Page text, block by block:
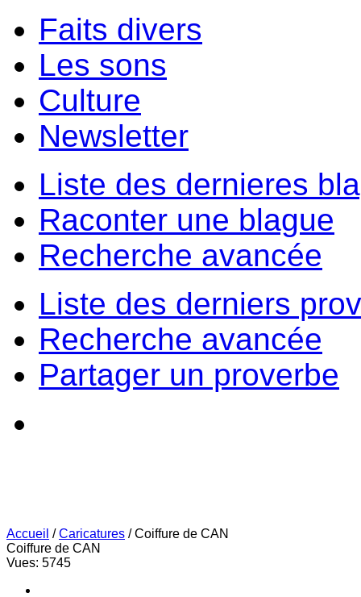
Faits divers
Les sons
Culture
Newsletter
Liste des dernieres
Raconter une blague
Recherche avancée
Liste des derniers
Recherche avancée
Partager un proverbe
Accueil /Caricatures /Coiffure de CAN
Coiffure de CAN
Vues: 5745